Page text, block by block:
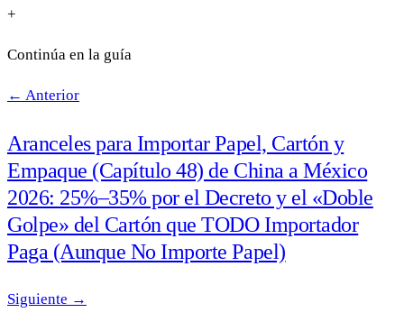
+
Continúa en la guía
← Anterior
Aranceles para Importar Papel, Cartón y
Empaque (Capítulo 48) de China a México
2026: 25%–35% por el Decreto y el «Doble
Golpe» del Cartón que TODO Importador
Paga (Aunque No Importe Papel)
Siguiente →